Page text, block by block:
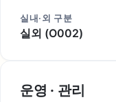
실내·외 구분
실외 (O002)
운영 · 관리